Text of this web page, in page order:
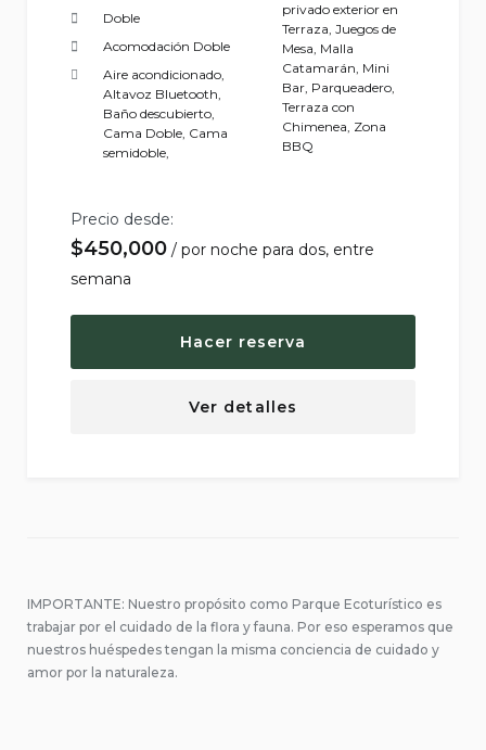
Doble
Acomodación Doble
Aire acondicionado,
Altavoz Bluetooth,
Baño descubierto,
Cama Doble, Cama
semidoble,
privado exterior en
Terraza, Juegos de
Mesa, Malla
Catamarán, Mini
Bar, Parqueadero,
Terraza con
Chimenea, Zona
BBQ
Precio desde:
$450,000 por noche
Hacer reserva
Ver detalles
IMPORTANTE: Nuestro propósito como Parque Ecoturístico es
trabajar por el cuidado de la flora y fauna. Por eso esperamos que
nuestros huéspedes tengan la misma conciencia de cuidado y
amor por la naturaleza.